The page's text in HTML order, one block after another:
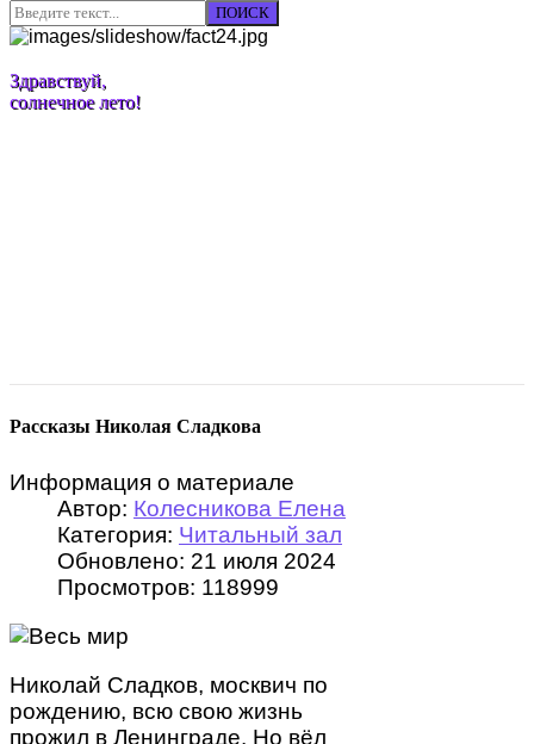
ПОИСК
Здравствуй,
солнечное лето!
Рассказы Николая Сладкова
Информация о материале
Автор: Колесникова Елена
Категория: Читальный зал
Обновлено: 21 июля 2024
Просмотров: 118999
Николай Сладков, москвич по
рождению, всю свою жизнь
прожил в Ленинграде. Но вёл